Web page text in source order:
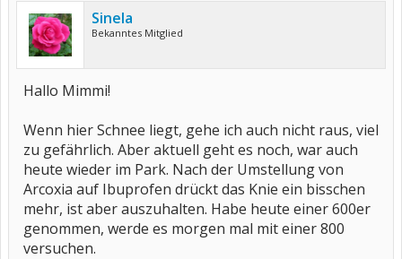
Sinela
Bekanntes Mitglied
Hallo Mimmi!
Wenn hier Schnee liegt, gehe ich auch nicht raus, viel
zu gefährlich. Aber aktuell geht es noch, war auch
heute wieder im Park. Nach der Umstellung von
Arcoxia auf Ibuprofen drückt das Knie ein bisschen
mehr, ist aber auszuhalten. Habe heute einer 600er
genommen, werde es morgen mal mit einer 800
versuchen.